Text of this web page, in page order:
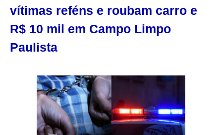
vítimas reféns e roubam carro e
R$ 10 mil em Campo Limpo
Paulista